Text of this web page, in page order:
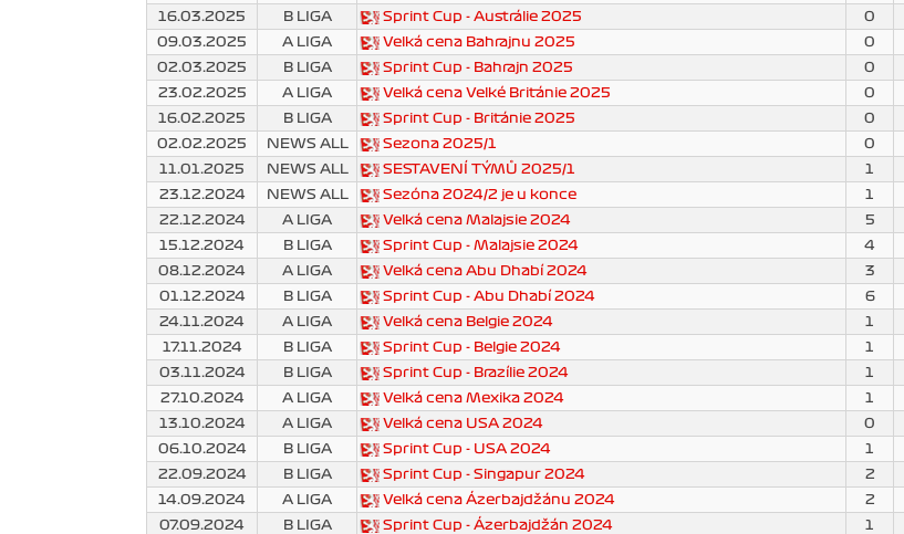
16.03.2025
B LIGA Sprint Cup - Austrálie 2025 0
09.03.2025
A LIGA Velká cena Bahrajnu 2025 0
02.03.2025
B LIGA Sprint Cup - Bahrajn 2025 0
23.02.2025
A LIGA Velká cena Velké Británie 2025 0
16.02.2025
B LIGA Sprint Cup - Británie 2025 0
02.02.2025
NEWS ALL Sezona 2025/1 0
11.01.2025
NEWS ALL SESTAVENÍ TÝMŮ 2025/1 1
23.12.2024
NEWS ALL Sezóna 2024/2 je u konce 1
22.12.2024
A LIGA Velká cena Malajsie 2024 5
15.12.2024
B LIGA Sprint Cup - Malajsie 2024 4
08.12.2024
A LIGA Velká cena Abu Dhabí 2024 3
01.12.2024
B LIGA Sprint Cup - Abu Dhabí 2024 6
24.11.2024
A LIGA Velká cena Belgie 2024 1
17.11.2024
B LIGA Sprint Cup - Belgie 2024 1
03.11.2024
B LIGA Sprint Cup - Brazílie 2024 1
27.10.2024
A LIGA Velká cena Mexika 2024 1
13.10.2024
A LIGA Velká cena USA 2024 0
06.10.2024
B LIGA Sprint Cup - USA 2024 1
22.09.2024
B LIGA Sprint Cup - Singapur 2024 2
14.09.2024
A LIGA Velká cena Ázerbajdžánu 2024 2
07.09.2024
B LIGA Sprint Cup - Ázerbajdžán 2024 1